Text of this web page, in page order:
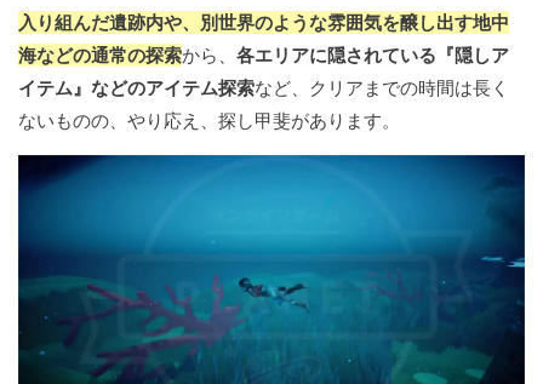
入り組んだ遺跡内や、別世界のような雰囲気を醸し出す地中
海などの通常の探索から、 各エリアに隠されている『隠しア
イテム』などのアイテム探索など、クリアまでの時間は長く
ないものの、やり応え、探し甲斐があります。